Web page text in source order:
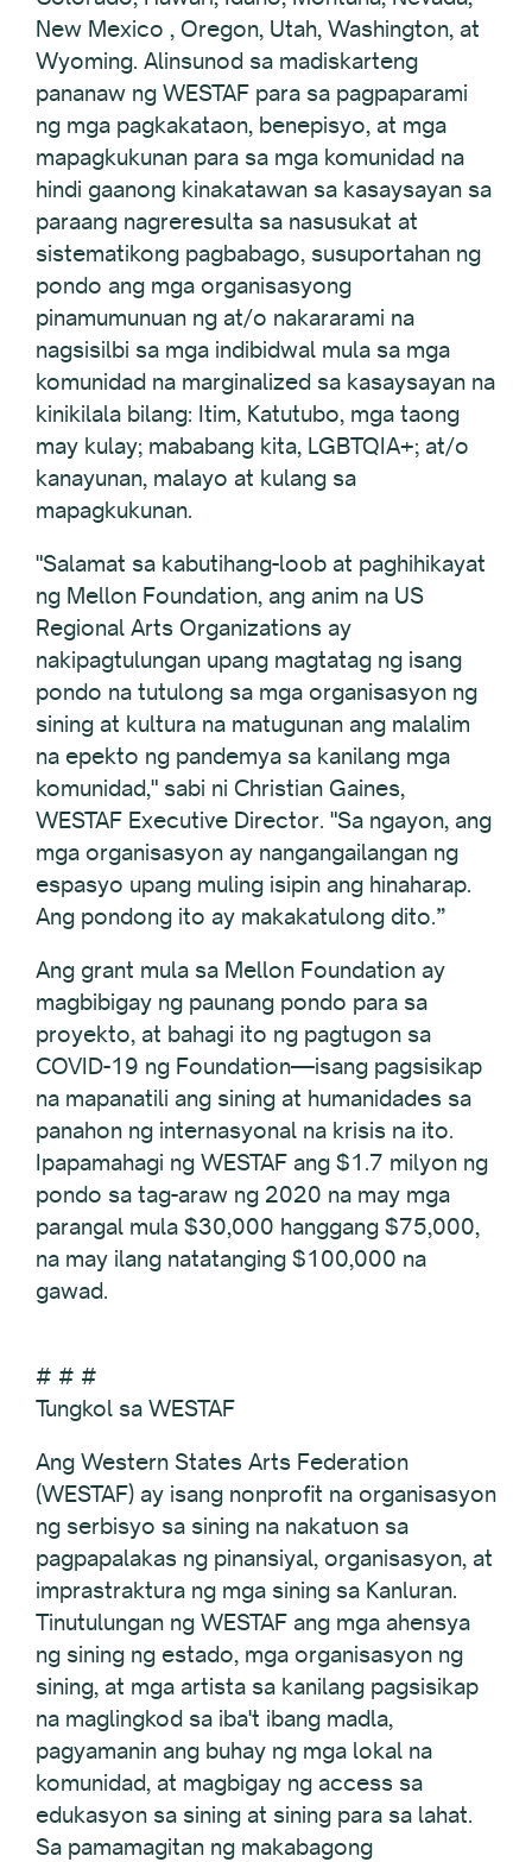
New Mexico , Oregon, Utah, Washington, at
Wyoming. Alinsunod sa madiskarteng
pananaw ng WESTAF para sa pagpaparami
ng mga pagkakataon, benepisyo, at mga
mapagkukunan para sa mga komunidad na
hindi gaanong kinakatawan sa kasaysayan sa
paraang nagreresulta sa nasusukat at
sistematikong pagbabago, susuportahan ng
pondo ang mga organisasyong
pinamumunuan ng at/o nakararami na
nagsisilbi sa mga indibidwal mula sa mga
komunidad na marginalized sa kasaysayan na
kinikilala bilang: Itim, Katutubo, mga taong
may kulay; mababang kita, LGBTQIA+; at/o
kanayunan, malayo at kulang sa
mapagkukunan.
"Salamat sa kabutihang-loob at paghihikayat
ng Mellon Foundation, ang anim na US
Regional Arts Organizations ay
nakipagtulungan upang magtatag ng isang
pondo na tutulong sa mga organisasyon ng
sining at kultura na matugunan ang malalim
na epekto ng pandemya sa kanilang mga
komunidad," sabi ni Christian Gaines,
WESTAF Executive Director. "Sa ngayon, ang
mga organisasyon ay nangangailangan ng
espasyo upang muling isipin ang hinaharap.
Ang pondong ito ay makakatulong dito.”
Ang grant mula sa Mellon Foundation ay
magbibigay ng paunang pondo para sa
proyekto, at bahagi ito ng pagtugon sa
COVID-19 ng Foundation—isang pagsisikap
na mapanatili ang sining at humanidades sa
panahon ng internasyonal na krisis na ito.
Ipapamahagi ng WESTAF ang $1.7 milyon ng
pondo sa tag-araw ng 2020 na may mga
parangal mula $30,000 hanggang $75,000,
na may ilang natatanging $100,000 na
gawad.
# # #
Tungkol sa WESTAF
Ang Western States Arts Federation
(WESTAF) ay isang nonprofit na organisasyon
ng serbisyo sa sining na nakatuon sa
pagpapalakas ng pinansiyal, organisasyon, at
imprastraktura ng mga sining sa Kanluran.
Tinutulungan ng WESTAF ang mga ahensya
ng sining ng estado, mga organisasyon ng
sining, at mga artista sa kanilang pagsisikap
na maglingkod sa iba't ibang madla,
pagyamanin ang buhay ng mga lokal na
komunidad, at magbigay ng access sa
edukasyon sa sining at sining para sa lahat.
Sa pamamagitan ng makabagong